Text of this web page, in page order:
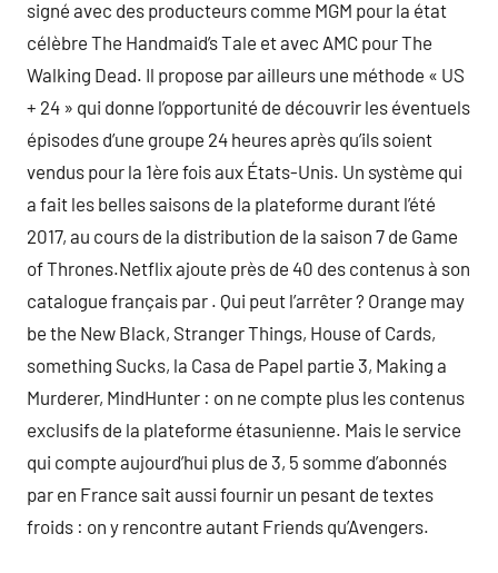
signé avec des producteurs comme MGM pour la état
célèbre The Handmaid’s Tale et avec AMC pour The
Walking Dead. Il propose par ailleurs une méthode « US
+ 24 » qui donne l’opportunité de découvrir les éventuels
épisodes d’une groupe 24 heures après qu’ils soient
vendus pour la 1ère fois aux États-Unis. Un système qui
a fait les belles saisons de la plateforme durant l’été
2017, au cours de la distribution de la saison 7 de Game
of Thrones.Netflix ajoute près de 40 des contenus à son
catalogue français par . Qui peut l’arrêter ? Orange may
be the New Black, Stranger Things, House of Cards,
something Sucks, la Casa de Papel partie 3, Making a
Murderer, MindHunter : on ne compte plus les contenus
exclusifs de la plateforme étasunienne. Mais le service
qui compte aujourd’hui plus de 3, 5 somme d’abonnés
par en France sait aussi fournir un pesant de textes
froids : on y rencontre autant Friends qu’Avengers.